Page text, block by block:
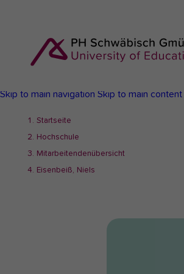
Skip to main navigation Skip to main content
here:
Startseite
Hochschule
Mitarbeitendenübersicht
Eisenbeiß, Niels